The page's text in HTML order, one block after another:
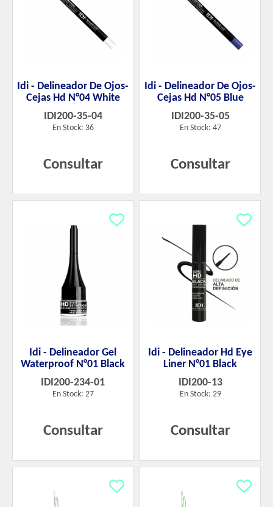
Idi - Delineador De Ojos-
Cejas Hd N°04 White
IDI200-35-04
En Stock: 36
Consultar
Idi - Delineador De Ojos-
Cejas Hd N°05 Blue
IDI200-35-05
En Stock: 47
Consultar
Idi - Delineador Gel
Waterproof N°01 Black
IDI200-234-01
En Stock: 27
Consultar
Idi - Delineador Hd Eye
Liner N°01 Black
IDI200-13
En Stock: 29
Consultar